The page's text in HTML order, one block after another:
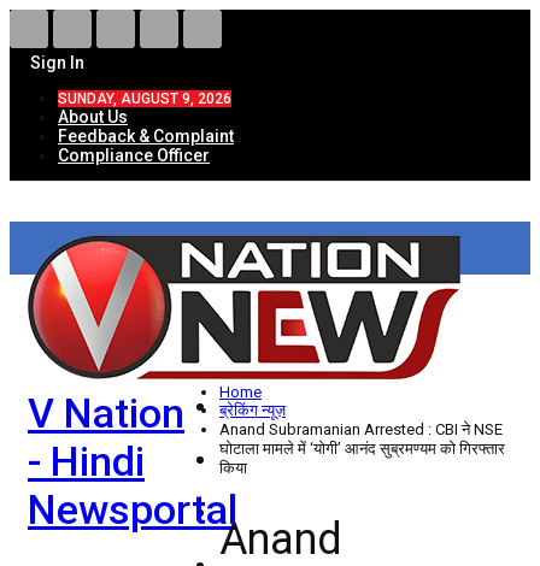
Sign In
SUNDAY, AUGUST 9, 2026
About Us
Feedback & Complaint
Compliance Officer
V Nation
- Hindi
Newsportal
HOME
ताज़ा खबरें
देश
विदेश
राज्य
Home
ब्रेकिंग न्यूज़
Anand Subramanian Arrested : CBI ने NSE
घोटाला मामले में ‘योगी’ आनंद सुब्रमण्यम को गिरफ्तार
किया
Anand